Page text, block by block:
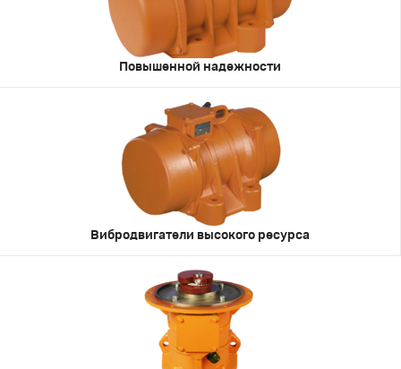
Повышенной надежности
Вибродвигатели высокого ресурса